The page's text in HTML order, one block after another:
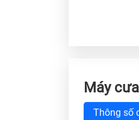
Máy
Thông số